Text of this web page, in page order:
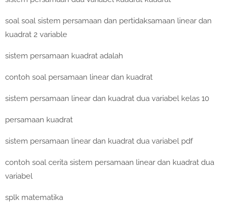
soal soal sistem persamaan dan pertidaksamaan linear dan
kuadrat 2 variable
sistem persamaan kuadrat adalah
contoh soal persamaan linear dan kuadrat
sistem persamaan linear dan kuadrat dua variabel kelas 10
persamaan kuadrat
sistem persamaan linear dan kuadrat dua variabel pdf
contoh soal cerita sistem persamaan linear dan kuadrat dua
variabel
splk matematika